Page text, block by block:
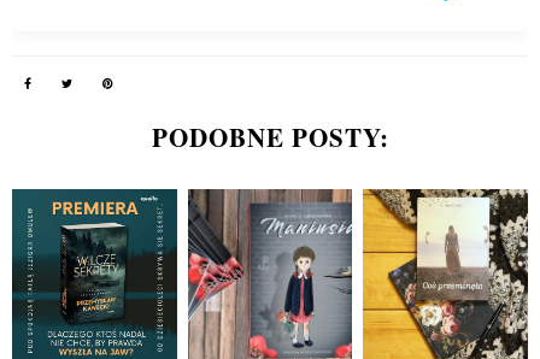
PODOBNE POSTY: